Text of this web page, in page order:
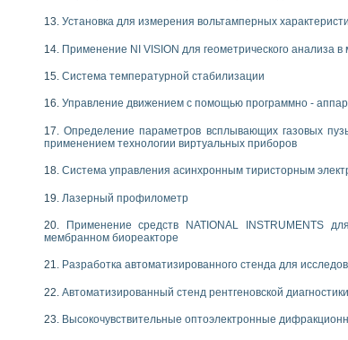
Установка для измерения вольтамперных
Применение NI VISION для геометрического анализа в
Система температурной стабилизации
Управление движением с помощью программно -
Определение параметров всплывающих газовых
применением технологии виртуальных приборов
Система управления асинхронным тиристорным
Лазерный профилометр
Применение средств NATIONAL INSTRUMENTS
мембранном биореакторе
Разработка автоматизированного стенда для
Автоматизированный стенд рентгеновской
Высокочувствительные оптоэлектронные